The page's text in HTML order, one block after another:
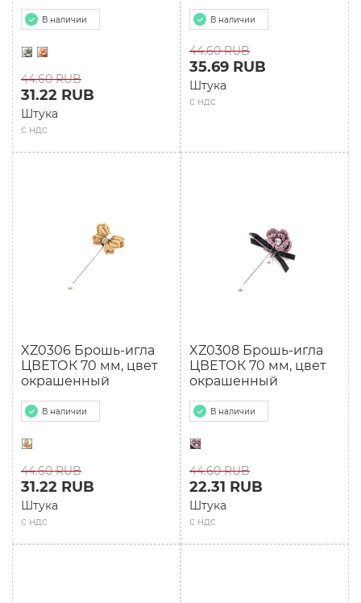
В наличии
44.60 RUB
с ндс
31.22 RUB
Штука
В наличии
44.60 RUB
с ндс
35.69 RUB
Штука
XZ0306 Брошь-игла
ЦВЕТОК 70 мм, цвет
окрашенный
В наличии
44.60 RUB
с ндс
31.22 RUB
Штука
XZ0308 Брошь-игла
ЦВЕТОК 70 мм, цвет
окрашенный
В наличии
44.60 RUB
с ндс
22.31 RUB
Штука